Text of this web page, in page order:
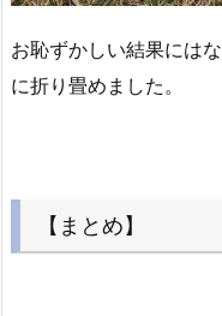
お恥ずかしい結果には
に折り畳めました。
【まとめ】